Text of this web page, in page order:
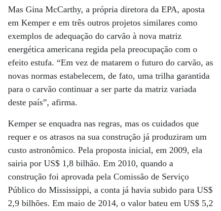
Mas Gina McCarthy, a própria diretora da EPA, aposta
em Kemper e em três outros projetos similares como
exemplos de adequação do carvão à nova matriz
energética americana regida pela preocupação com o
efeito estufa. “Em vez de matarem o futuro do carvão, as
novas normas estabelecem, de fato, uma trilha garantida
para o carvão continuar a ser parte da matriz variada
deste país”, afirma.
Kemper se enquadra nas regras, mas os cuidados que
requer e os atrasos na sua construção já produziram um
custo astronômico. Pela proposta inicial, em 2009, ela
sairia por US$ 1,8 bilhão. Em 2010, quando a
construção foi aprovada pela Comissão de Serviço
Público do Mississippi, a conta já havia subido para US$
2,9 bilhões. Em maio de 2014, o valor bateu em US$ 5,2